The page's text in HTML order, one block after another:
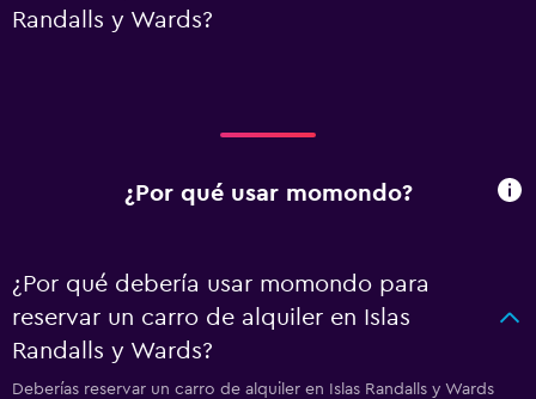
Randalls y Wards?
¿Por qué usar momondo?
¿Por qué debería usar momondo para
reservar un carro de alquiler en Islas
Randalls y Wards?
Deberías reservar un carro de alquiler en Islas Randalls y Wards